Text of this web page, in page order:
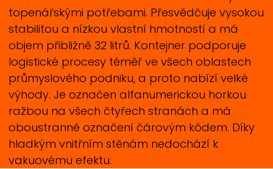
topenářskými potřebami. Přesvědčuje vysokou
stabilitou a nízkou vlastní hmotností a má
objem přibližně 32 litrů. Kontejner podporuje
logistické procesy téměř ve všech oblastech
průmyslového podniku, a proto nabízí velké
výhody. Je označen alfanumerickou horkou
ražbou na všech čtyřech stranách a má
oboustranné označení čárovým kódem. Díky
hladkým vnitřním stěnám nedochází k
vakuovému efektu.